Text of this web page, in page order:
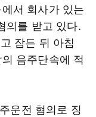
서 회사가 있는
의를 받고 있다.
잠든 뒤 아침
음주단속에 적
운전 혐의로 징